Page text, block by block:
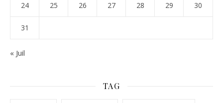
24 25 26 27 28 29 30
31
« Juil
TAG